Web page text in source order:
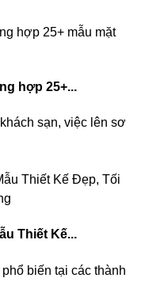
hợp 25+...
sạn, việc lên sơ
Thiết Kế...
biến tại các thành